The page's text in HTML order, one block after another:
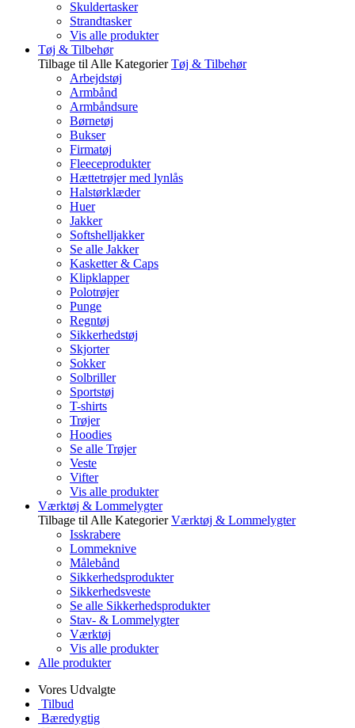
Skuldertasker
Strandtasker
Vis alle produkter
Tøj & Tilbehør
Tilbage til Alle Kategorier Tøj & Tilbehør
Arbejdstøj
Armbånd
Armbåndsure
Børnetøj
Bukser
Firmatøj
Fleeceprodukter
Hættetrøjer med lynlås
Halstørklæder
Huer
Jakker
Softshelljakker
Se alle Jakker
Kasketter & Caps
Klipklapper
Polotrøjer
Punge
Regntøj
Sikkerhedstøj
Skjorter
Sokker
Solbriller
Sportstøj
T-shirts
Trøjer
Hoodies
Se alle Trøjer
Veste
Vifter
Vis alle produkter
Værktøj & Lommelygter
Tilbage til Alle Kategorier Værktøj & Lommelygter
Isskrabere
Lommeknive
Målebånd
Sikkerhedsprodukter
Sikkerhedsveste
Se alle Sikkerhedsprodukter
Stav- & Lommelygter
Værktøj
Vis alle produkter
Alle produkter
Vores Udvalgte
Tilbud
Bæredygtig